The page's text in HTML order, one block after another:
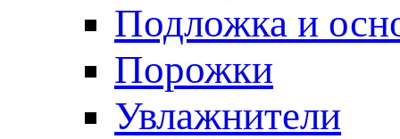
Подложка и
Порожки
Увлажнители